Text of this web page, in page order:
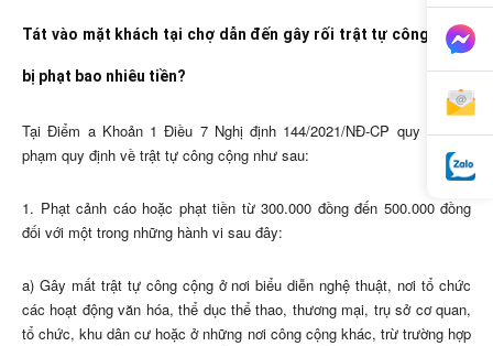
Tát vào mặt khách tại chợ dẫn đến gây rối trật tự công cộng
bị phạt bao nhiêu tiền?
Tại Điểm a Khoản 1 Điều 7 Nghị định 144/2021/NĐ-CP quy định vi
phạm quy định về trật tự công cộng như sau:
1. Phạt cảnh cáo hoặc phạt tiền từ 300.000 đồng đến 500.000 đồng
đối với một trong những hành vi sau đây:
a) Gây mất trật tự công cộng ở nơi biểu diễn nghệ thuật, nơi tổ chức
các hoạt động văn hóa, thể dục thể thao, thương mại, trụ sở cơ quan,
tổ chức, khu dân cư hoặc ở những nơi công cộng khác, trừ trường hợp